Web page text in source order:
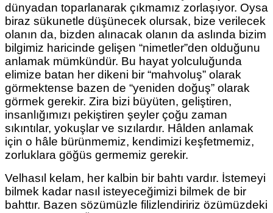
dünyadan toparlanarak çıkmamız zorlaşıyor. Oysa
biraz sükunetle düşünecek olursak, bize verilecek
olanın da, bizden alınacak olanın da aslında bizim
bilgimiz haricinde gelişen “nimetler”den olduğunu
anlamak mümkündür. Bu hayat yolculuğunda
elimize batan her dikeni bir “mahvoluş” olarak
görmektense bazen de “yeniden doğuş” olarak
görmek gerekir. Zira bizi büyüten, geliştiren,
insanlığımızı pekiştiren şeyler çoğu zaman
sıkıntılar, yokuşlar ve sızılardır. Hâlden anlamak
için o hâle bürünmemiz, kendimizi keşfetmemiz,
zorluklara göğüs germemiz gerekir.
Velhasıl kelam, her kalbin bir bahtı vardır. İstemeyi
bilmek kadar nasıl isteyeceğimizi bilmek de bir
bahttır. Bazen sözümüzle filizlendiririz özümüzdeki